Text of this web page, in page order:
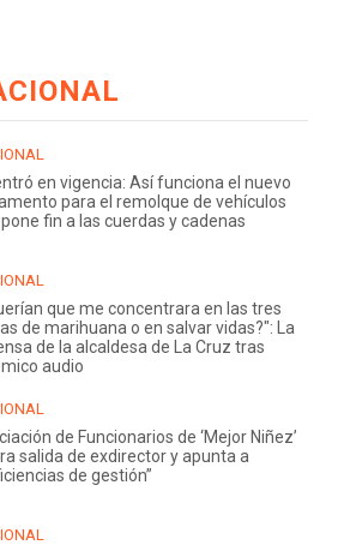
en vigencia: Así funciona el nuevo
para el remolque de vehículos
fin a las cuerdas y cadenas
que me concentrara en las tres
de marihuana o en salvar vidas?": La
de la alcaldesa de La Cruz tras
audio
de Funcionarios de ‘Mejor Niñez’
salida de exdirector y apunta a
de gestión”